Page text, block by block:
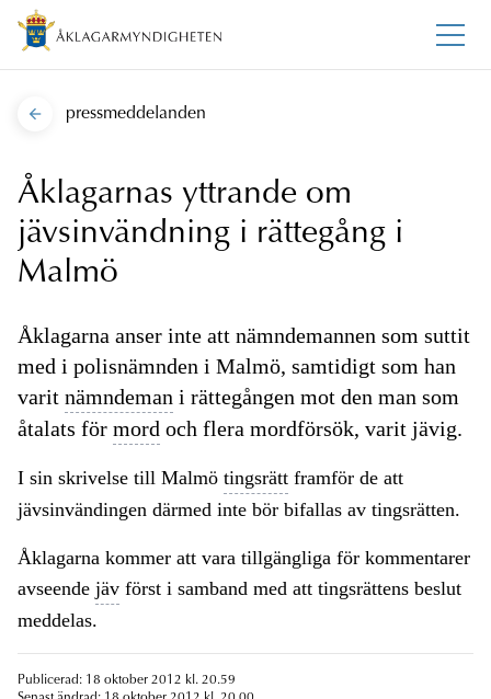
pressmeddelanden
Åklagarnas yttrande om
jävsinvändning i rättegång i
Malmö
Åklagarna anser inte att nämndemannen som suttit
med i polisnämnden i Malmö, samtidigt som han
varit nämndeman i rättegången mot den man som
åtalats för mord och flera mordförsök, varit jävig.
I sin skrivelse till Malmö tingsrätt framför de att
jävsinvändingen därmed inte bör bifallas av tingsrätten.
Åklagarna kommer att vara tillgängliga för kommentarer
avseende jäv först i samband med att tingsrättens beslut
meddelas.
Publicerad: 18 oktober 2012 kl. 20.59